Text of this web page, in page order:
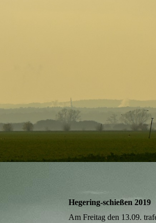
Hegering-schießen 2019
Am Freitag den 13.09.